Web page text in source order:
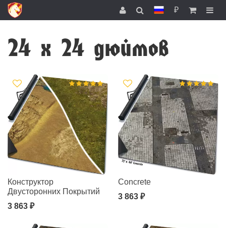
₽
24 x 24 дюймов
Конструктор
Двусторонних Покрытий
3 863 ₽
Concrete
3 863 ₽